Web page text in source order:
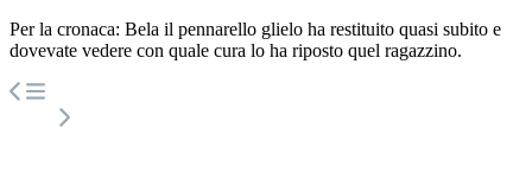
Per la cronaca: Bela il pennarello glielo ha restituito quasi subito e
dovevate vedere con quale cura lo ha riposto quel ragazzino.
Navigazione
articoli